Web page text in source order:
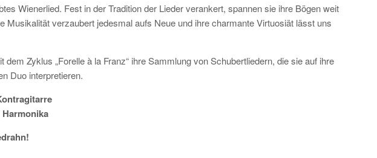
Wienerlied. Fest in der Tradition der Lieder verankert, spannen sie ihre Bögen weit
Musikalität verzaubert jedesmal aufs Neue und ihre charmante Virtuosiät lässt uns
dem Zyklus „Forelle à la Franz“ ihre Sammlung von Schubertliedern, die sie auf ihre
Duo interpretieren.